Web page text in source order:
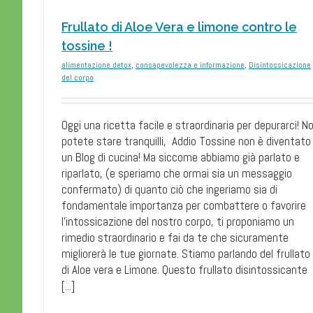
Frullato di Aloe Vera e limone contro le
tossine !
alimentazione detox, consapevolezza e informazione, Disintossicazione
del corpo
Oggi una ricetta facile e straordinaria per depurarci!
potete stare tranquilli, Addio Tossine non è diventato
un Blog di cucina! Ma siccome abbiamo già parlato e
riparlato, (e speriamo che ormai sia un messaggio
confermato) di quanto ciò che ingeriamo sia di
fondamentale importanza per combattere o favorire
l’intossicazione del nostro corpo, ti proponiamo un
rimedio straordinario e fai da te che sicuramente
migliorerà le tue giornate. Stiamo parlando del frullato
di Aloe vera e Limone. Questo frullato disintossicante
[...]